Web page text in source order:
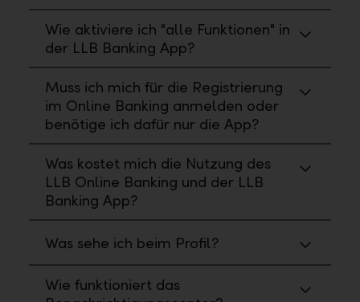
Wie aktiviere ich "alle Funktionen" in
der LLB Banking App?
Muss ich mich für die Registrierung
im Online Banking anmelden oder
benötige ich dafür nur die App?
Was kostet mich die Nutzung des
LLB Online Banking und der LLB
Banking App?
Was sehe ich beim Profil?
Wie funktioniert das